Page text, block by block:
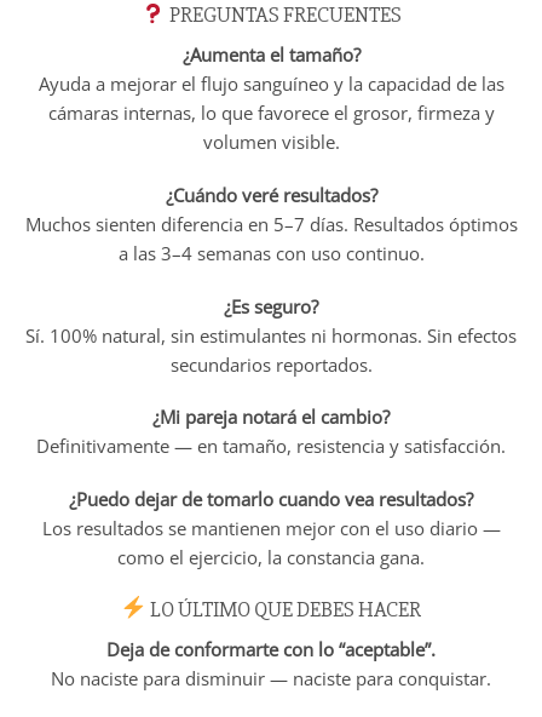
PREGUNTAS FRECUENTES
¿Aumenta el tamaño?
Ayuda a mejorar el flujo sanguíneo y la capacidad de las
cámaras internas, lo que favorece el grosor, firmeza y
volumen visible.
¿Cuándo veré resultados?
Muchos sienten diferencia en 5–7 días. Resultados óptimos
a las 3–4 semanas con uso continuo.
¿Es seguro?
Sí. 100% natural, sin estimulantes ni hormonas. Sin efectos
secundarios reportados.
¿Mi pareja notará el cambio?
Definitivamente — en tamaño, resistencia y satisfacción.
¿Puedo dejar de tomarlo cuando vea resultados?
Los resultados se mantienen mejor con el uso diario —
como el ejercicio, la constancia gana.
LO ÚLTIMO QUE DEBES HACER
Deja de conformarte con lo “aceptable”.
No naciste para disminuir — naciste para conquistar.